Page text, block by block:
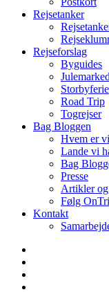
Rejsetanker
Rejseforslag
Byguides
Storbyferie
Road Trip
Togrejser
Bag Bloggen
Hvem er vi
Lande vi
Bag
Presse
Artikler
Følg
Kontakt